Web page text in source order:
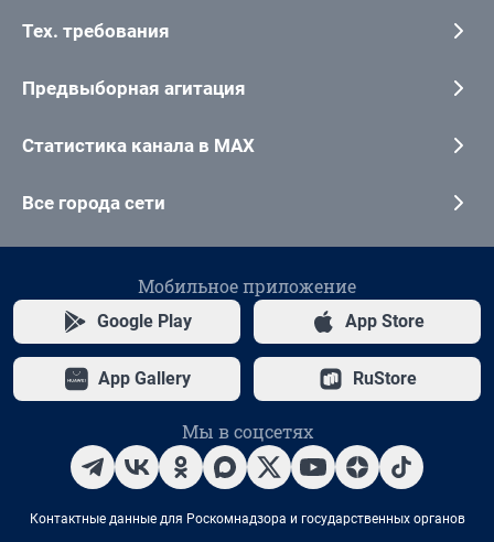
Тех. требования
Предвыборная агитация
Статистика канала в MAX
Все города сети
Мобильное приложение
Google Play App Store
App Gallery RuStore
Мы в соцсетях
Контактные данные для Роскомнадзора и государственных органов